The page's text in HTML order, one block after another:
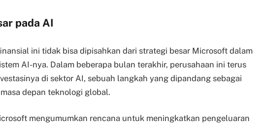
pada AI
ini tidak bisa dipisahkan dari strategi besar Microsoft dalam
AI-nya. Dalam beberapa bulan terakhir, perusahaan ini terus
di sektor AI, sebuah langkah yang dipandang sebagai
depan teknologi global.
mengumumkan rencana untuk meningkatkan pengeluaran